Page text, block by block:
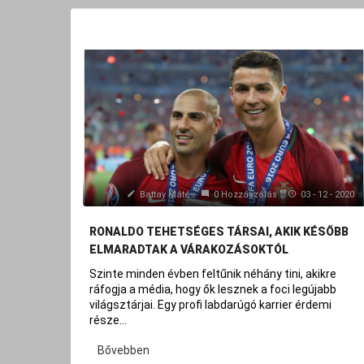
Battay Máté 0 Hozzászólás 03 - 12 - 2020
RONALDO TEHETSÉGES TÁRSAI, AKIK KÉSŐBB
ELMARADTAK A VÁRAKOZÁSOKTÓL
Szinte minden évben feltűnik néhány tini, akikre
ráfogja a média, hogy ők lesznek a foci legújabb
világsztárjai. Egy profi labdarúgó karrier érdemi
része...
Bővebben